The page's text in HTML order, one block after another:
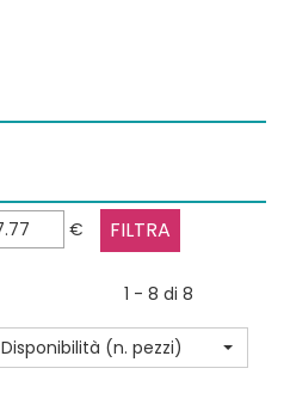
€
1 - 8 di 8
Disponibilità (n. pezzi)